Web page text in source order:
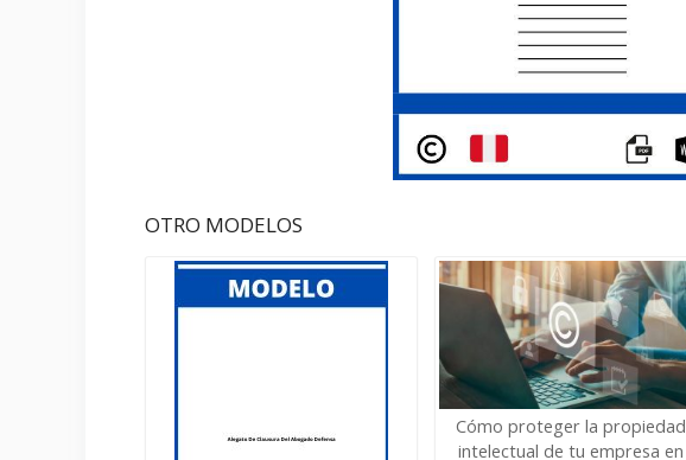
OTRO MODELOS
Cómo proteger la propiedad
intelectual de tu empresa en